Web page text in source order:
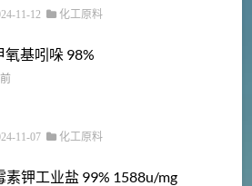
11-12 化工原料
氧基吲哚 98%
11-07 化工原料
素钾工业盐 99% 1588u/mg